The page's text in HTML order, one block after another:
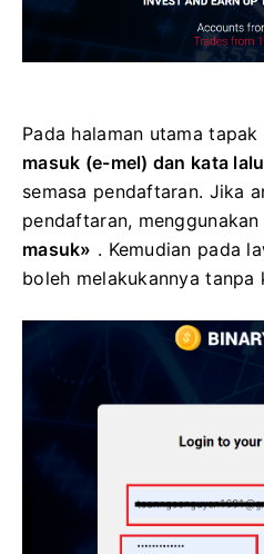
Pada halaman utama
masuk (e-mel) dan kata
semasa pendaftaran. Jika
pendaftaran, menggunakan
masuk» . Kemudian pada
boleh melakukannya tanpa